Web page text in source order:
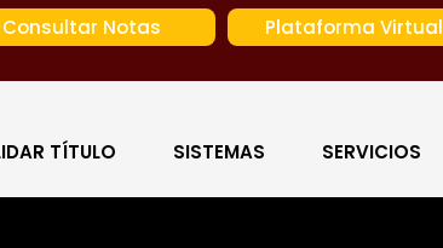
Consultar Notas Plataforma Virtual
TÍTULO SISTEMAS SERVICIOS